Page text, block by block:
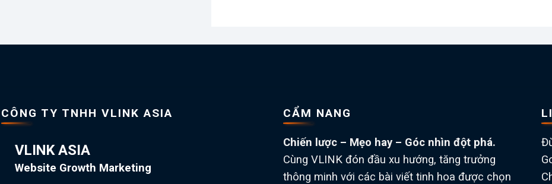
CÔNG TY TNHH VLINK ASIA
VLINK ASIA
Website Growth Marketing
CẨM NANG
Chiến lược – Mẹo hay – Góc nhìn đột phá.
Cùng VLINK đón đầu xu hướng, tăng trưởng
thông minh với các bài viết tinh hoa được chọn